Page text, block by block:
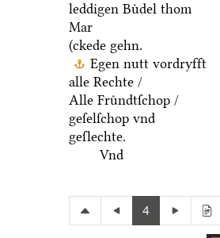
leddigen Buͤdel thom
Mar
(ckede gehn.
Egen nutt vordryfft
alle Rechte /
Alle Fruͤndtſchop /
geſelſchop vnd
geſlechte.
Vnd
4